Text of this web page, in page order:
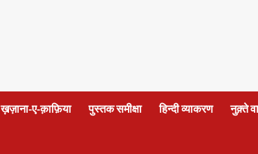
ख़ज़ाना-ए-क़ाफ़िया पुस्तक समीक्षा हिन्दी व्याकरण नुक़्ते